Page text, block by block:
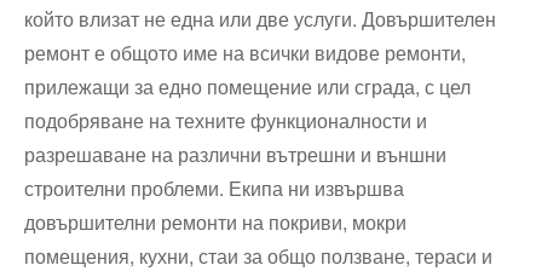
който влизат не една или две услуги. Довършителен
ремонт е общото име на всички видове ремонти,
прилежащи за едно помещение или сграда, с цел
подобряване на техните функционалности и
разрешаване на различни вътрешни и външни
строителни проблеми. Екипа ни извършва
довършителни ремонти на покриви, мокри
помещения, кухни, стаи за общо ползване, тераси и